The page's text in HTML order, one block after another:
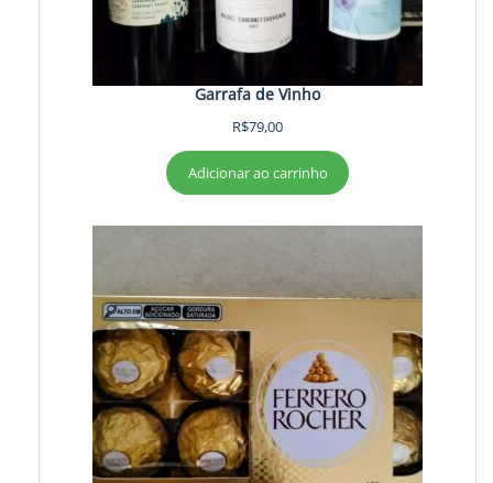
Garrafa de Vinho
R$79,00
Adicionar ao carrinho